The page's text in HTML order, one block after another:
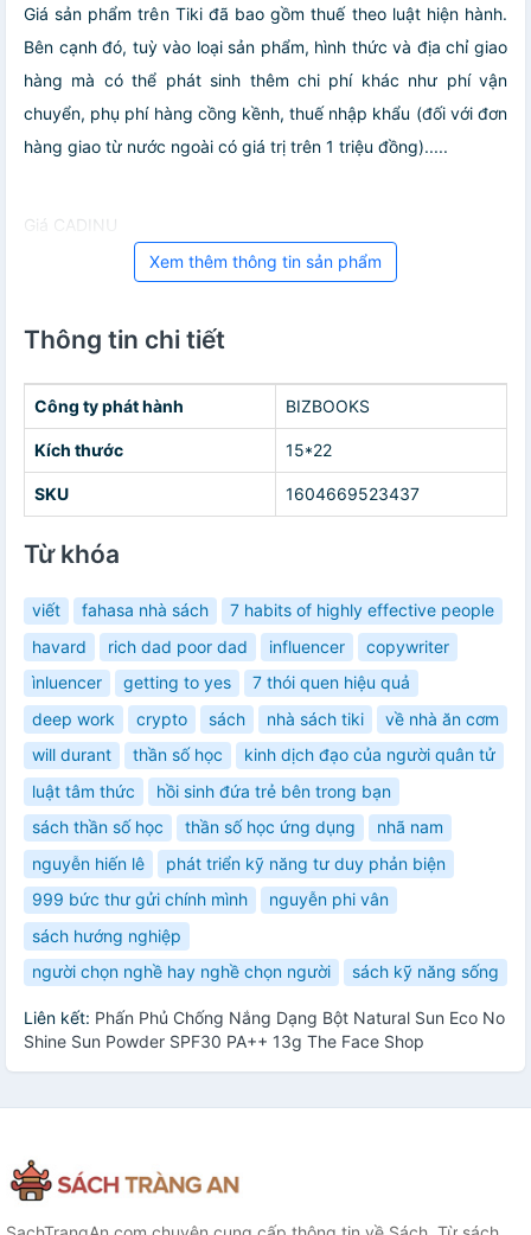
Giá sản phẩm trên Tiki đã bao gồm thuế theo luật hiện hành.
Bên cạnh đó, tuỳ vào loại sản phẩm, hình thức và địa chỉ giao
hàng mà có thể phát sinh thêm chi phí khác như phí vận
chuyển, phụ phí hàng cồng kềnh, thuế nhập khẩu (đối với đơn
hàng giao từ nước ngoài có giá trị trên 1 triệu đồng).....
Giá CADINU
Xem thêm thông tin sản phẩm
Thông tin chi tiết
Công ty phát hành BIZBOOKS
Kích thước 15*22
SKU 1604669523437
Từ khóa
viết fahasa nhà sách
7 habits of highly effective people
havard
rich dad poor dad influencer
copywriter
ìnluencer
getting to yes
7 thói quen hiệu quả
deep work
crypto sách nhà sách tiki
về nhà ăn cơm
will durant
thần số học
kinh dịch đạo của người quân tử
luật tâm thức
hồi sinh đứa trẻ bên trong bạn
sách thần số học
thần số học ứng dụng
nhã nam
nguyễn hiến lê
phát triển kỹ năng tư duy phản biện
999 bức thư gửi chính mình
nguyễn phi vân
sách hướng nghiệp
người chọn nghề hay nghề chọn người
sách kỹ năng sống
Liên kết: Phấn Phủ Chống Nắng Dạng Bột Natural Sun Eco No
Shine Sun Powder SPF30 PA++ 13g The Face Shop